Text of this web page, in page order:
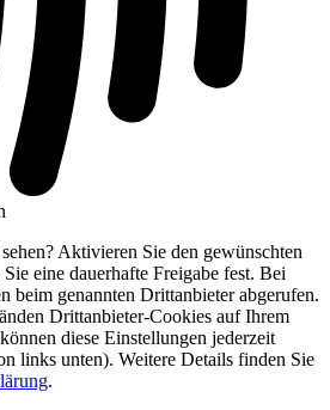
Aktivieren Sie den gewünschten
eine dauerhafte Freigabe fest. Bei
beim genannten Drittanbieter abgerufen.
Drittanbieter-Cookies auf Ihrem
diese Einstellungen jederzeit
links unten). Weitere Details finden Sie
.